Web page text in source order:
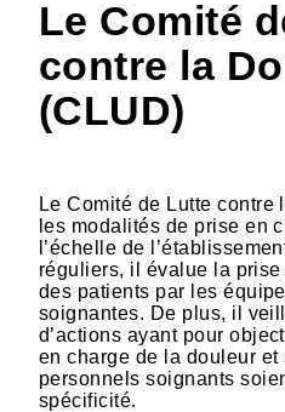
Le Comité
contre la
(CLUD)
Le Comité de Lutte
les modalités de prise en
l’échelle de
réguliers, il évalue la
des patients par les
soignantes. De plus, il
d’actions ayant pour
en charge de la douleur et
personnels soignants
spécificité.